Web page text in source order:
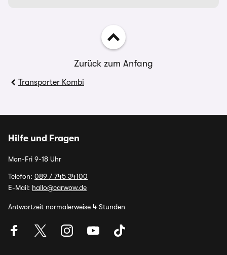
Zurück zum Anfang
Transporter Kombi
Hilfe und Fragen
Mon-Fri 9-18 Uhr
Telefon: 089 / 745 34100
E-Mail: hallo@carwow.de
Antwortzeit normalerweise 4 Stunden